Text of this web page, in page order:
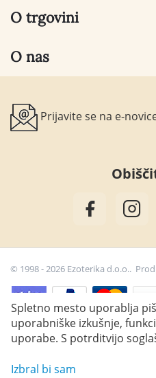
35,00 €
O trgovini
O nas
Prijavite se na e-
© 1998 - 2026 Ezoterika d.o.o..
Spletno mesto uporablja
uporabniške izkušnje,
uporabe. S potrditvijo
Izbral bi sam